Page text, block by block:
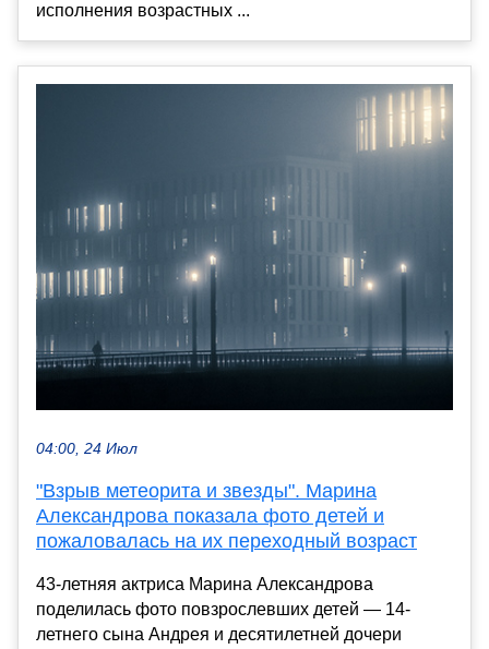
исполнения возрастных ...
04:00, 24 Июл
"Взрыв метеорита и звезды". Марина
Александрова показала фото детей и
пожаловалась на их переходный возраст
43-летняя актриса Марина Александрова
поделилась фото повзрослевших детей — 14-
летнего сына Андрея и десятилетней дочери